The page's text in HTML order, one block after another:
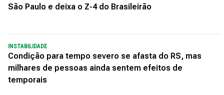
São Paulo e deixa o Z-4 do Brasileirão
INSTABILIDADE
Condição para tempo severo se afasta do RS, mas
milhares de pessoas ainda sentem efeitos de
temporais